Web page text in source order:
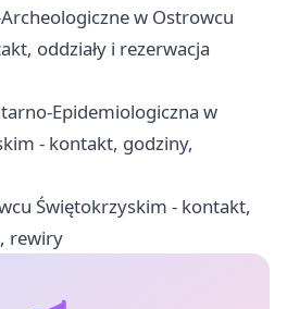
w Ostrowcu
oddziały i rezerwacja
Epidemiologiczna w
- kontakt, godziny,
Świętokrzyskim - kontakt,
rewiry